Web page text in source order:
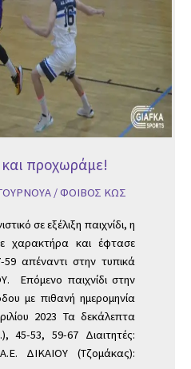
προχωράμε!
/ΦΟΙΒΟΣ ΚΩΣ
σε εξέλιξη παιχνίδι, η
χαρακτήρα και έφτασε
απέναντι στην τυπικά
Επόμενο παιχνίδι στην
με πιθανή ημερομηνία
2023 Τα δεκάλεπτα
45-53, 59-67 Διαιτητές:
ΔΙΚΑΙΟΥ (Τζομάκας):